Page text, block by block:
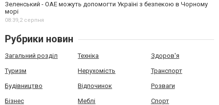
Зеленський - ОАЕ можуть допомогти Україні з безпекою в Чорному
морі
08:39,2 серпня
Рубрики новин
Загальний розділ Техніка Здоров'я
Туризм Нерухомість Транспорт
Будівництво Відпочинок Розваги
Бізнес Меблі Спорт